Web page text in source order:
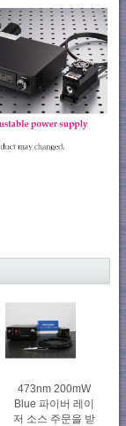
473nm 200mW
Blue 파이버 레이
저 소스 주문을 받